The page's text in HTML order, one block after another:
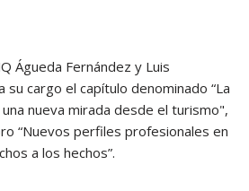
Águeda Fernández y Luis
su cargo el capítulo denominado “La
nueva mirada desde el turismo",
“Nuevos perfiles profesionales en
a los hechos”.